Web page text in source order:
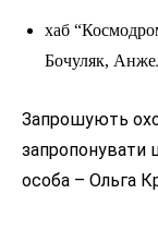
хаб
Бочуляк,
Запрошують
запропонувати
особа – Ольга